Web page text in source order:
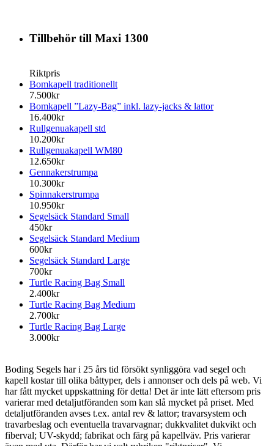
Tillbehör till Maxi 1300
Riktpris
Bomkapell traditionellt
7.500kr
Bomkapell ”Lazy-Bag” inkl. lazy-jacks & lattor
16.400kr
Rullgenuakapell std
10.200kr
Rullgenuakapell WM80
12.650kr
Gennakerstrumpa
10.300kr
Spinnakerstrumpa
10.950kr
Segelsäck Standard Small
450kr
Segelsäck Standard Medium
600kr
Segelsäck Standard Large
700kr
Turtle Racing Bag Small
2.400kr
Turtle Racing Bag Medium
2.700kr
Turtle Racing Bag Large
3.000kr
Boding Segels har i 25 års tid försökt synliggöra vad segel och
kapell kostar till olika båttyper, dels i annonser och dels på web. Vi
har fått mycket uppskattning för detta! Det är inte lätt eftersom pris
varierar med detaljutföranden som kan slå mycket på priset. Med
detaljutföranden avses t.ex. antal rev & lattor; travarsystem och
travarbeslag och eventuella travarvagnar; dukkvalitet dukvikt och
fiberval; UV-skydd; fabrikat och färg på kapellväv. Pris varierar